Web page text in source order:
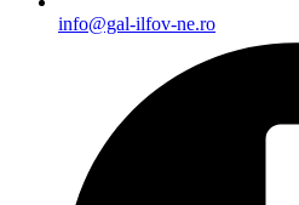
info@gal-ilfov-ne.ro